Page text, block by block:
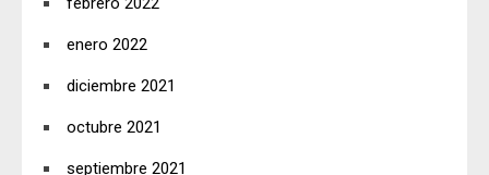
enero 2022
diciembre 2021
octubre 2021
septiembre 2021